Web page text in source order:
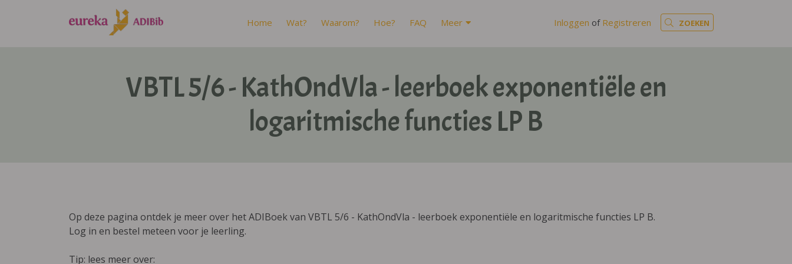
Home Wat? Waarom? Hoe? FAQ Meer Inloggen of Registreren ZOEKEN
VBTL 5/6 - KathOndVla - leerboek exponentiële en
logaritmische functies LP B
Op deze pagina ontdek je meer over het ADIBoek van VBTL 5/6 - KathOndVla - leerboek exponentiële en logaritmische functies LP B.
Log in en bestel meteen voor je leerling.
Tip: lees meer over: